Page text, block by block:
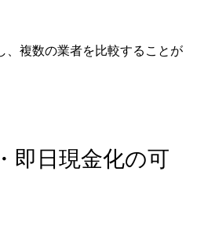
、複数の業者を比較することが
即日現金化の可